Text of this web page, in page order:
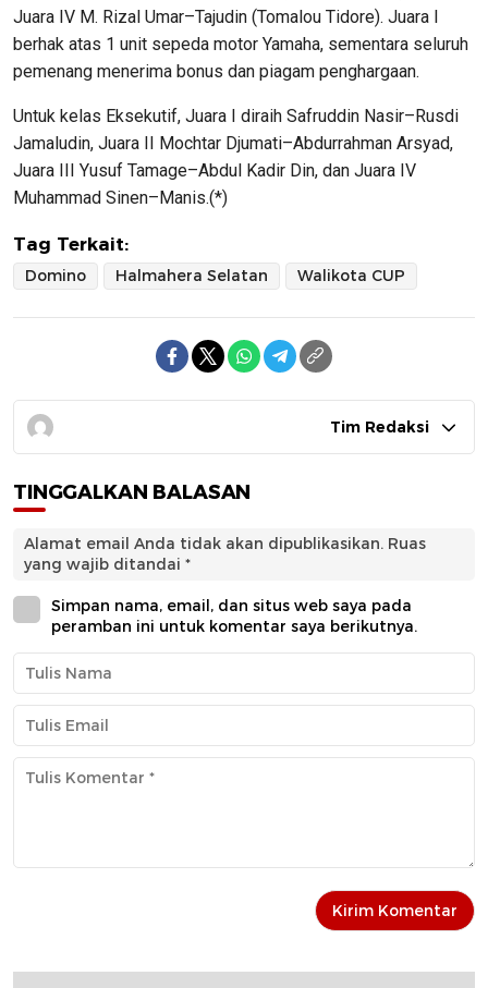
Juara IV M. Rizal Umar–Tajudin (Tomalou Tidore). Juara I
berhak atas 1 unit sepeda motor Yamaha, sementara seluruh
pemenang menerima bonus dan piagam penghargaan.
Untuk kelas Eksekutif, Juara I diraih Safruddin Nasir–Rusdi
Jamaludin, Juara II Mochtar Djumati–Abdurrahman Arsyad,
Juara III Yusuf Tamage–Abdul Kadir Din, dan Juara IV
Muhammad Sinen–Manis.(*)
Tag Terkait:
Domino Halmahera Selatan Walikota CUP
Tim Redaksi
TINGGALKAN BALASAN
Alamat email Anda tidak akan dipublikasikan. Ruas
yang wajib ditandai *
Simpan nama, email, dan situs web saya pada
peramban ini untuk komentar saya berikutnya.